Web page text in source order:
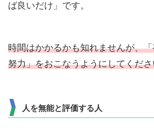
ば良いだけ」です。
時間はかかるかも知れませんが、
努力」をおこなうようにしてくだ
人を無能と評価する人